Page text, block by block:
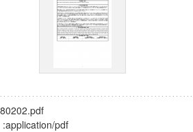
:application/pdf